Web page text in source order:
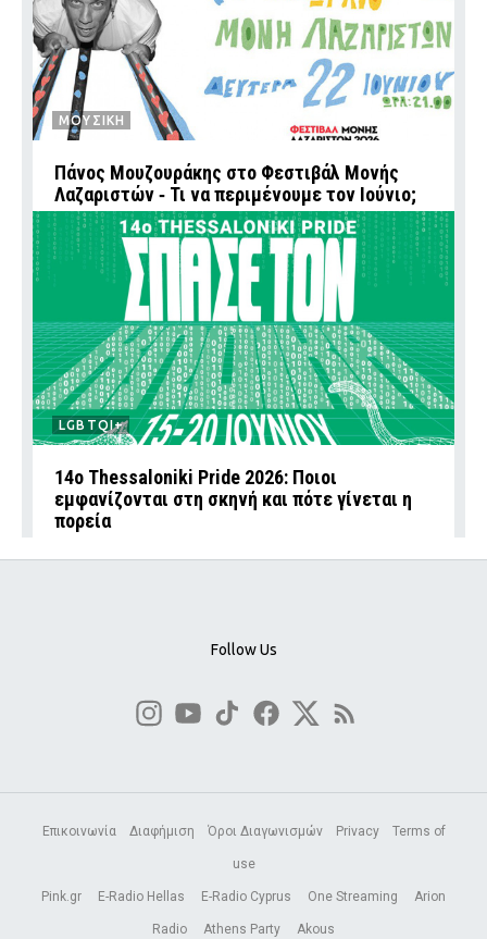
ΜΟΥΣΙΚΗ
Πάνος Μουζουράκης στο Φεστιβάλ Μονής
Λαζαριστών ‑ Τι να περιμένουμε τον Ιούνιο;
LGBTQI+
14ο Thessaloniki Pride 2026: Ποιοι
εμφανίζονται στη σκηνή και πότε γίνεται η
πορεία
Follow Us
Επικοινωνία Διαφήμιση Όροι Διαγωνισμών Privacy Terms of
use
Pink.gr E-Radio Hellas E-Radio Cyprus One Streaming Arion
Radio Athens Party Akous